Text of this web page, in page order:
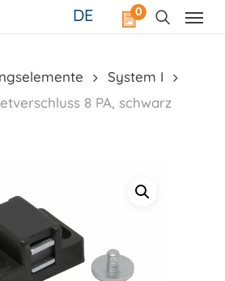
0
DE
System I
8 PA, schwarz